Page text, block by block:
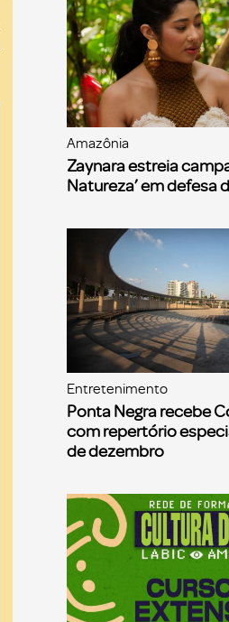
Amazônia
Zaynara estreia
Natureza’ em defesa
Entretenimento
Ponta Negra recebe
com repertório
de dezembro